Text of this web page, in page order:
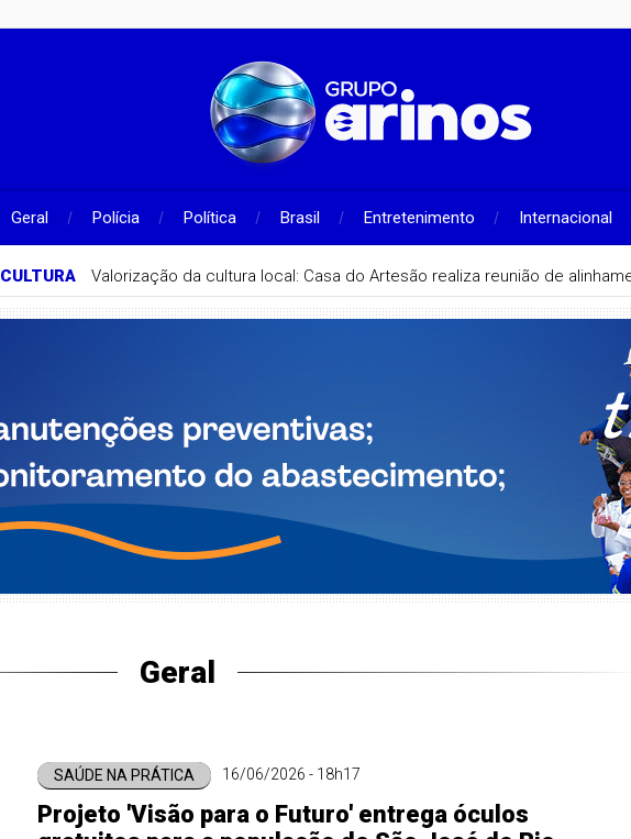
Geral Polícia Política Brasil Entretenimento Internacional
CULTURA Valorização da cultura local: Casa do Artesão realiza reunião de
Geral
SAÚDE NA PRÁTICA 16/06/2026 - 18h17
Projeto 'Visão para o Futuro' entrega óculos